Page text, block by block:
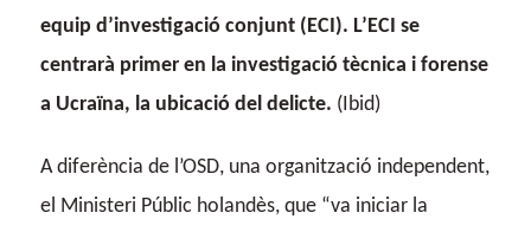
equip d’investigació conjunt (ECI). L’ECI se
centrarà primer en la investigació tècnica i forense
a Ucraïna, la ubicació del delicte. (Ibid)
A diferència de l’OSD, una organització independent,
el Ministeri Públic holandès, que “va iniciar la